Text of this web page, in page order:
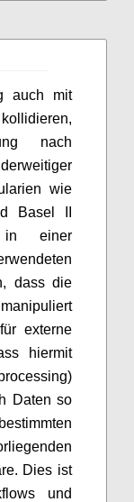
auch mit
nach
wie
Basel II
einer
dass die
externe
hiermit
Daten so
Dies ist
und